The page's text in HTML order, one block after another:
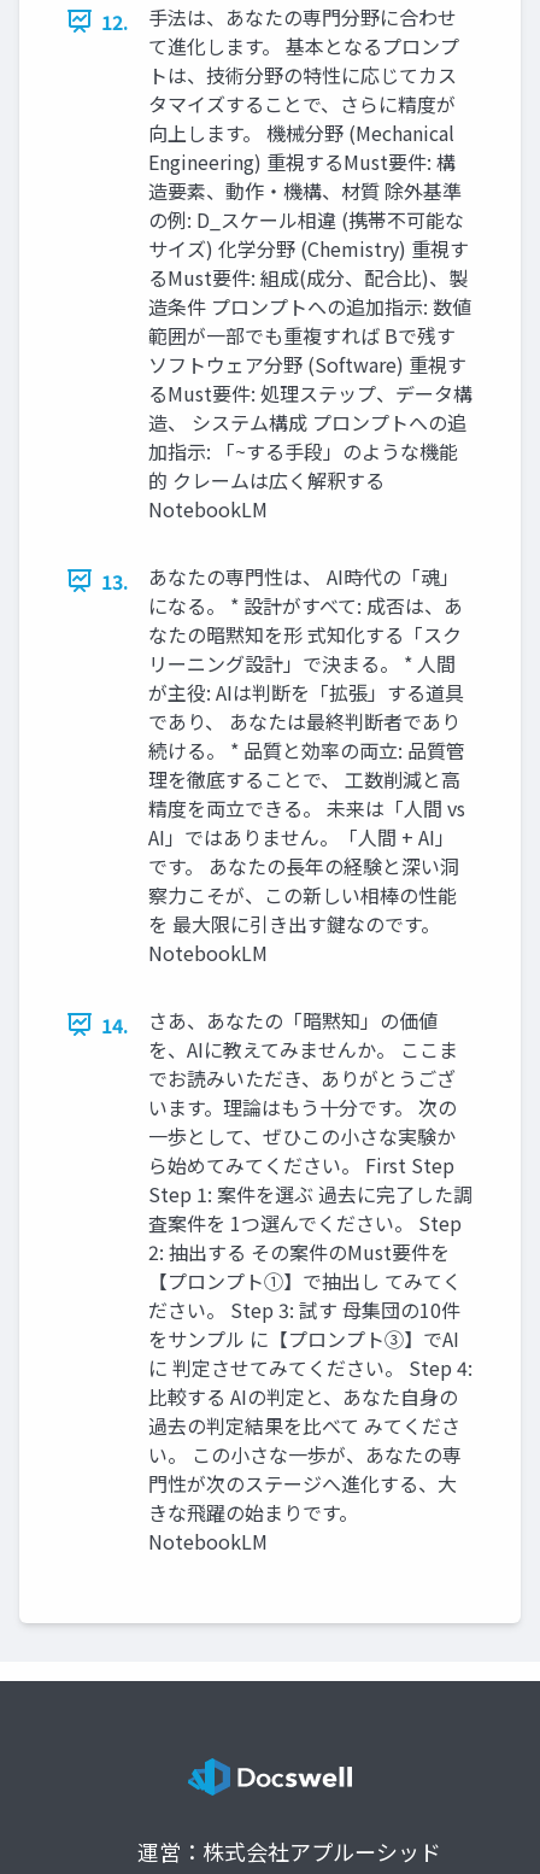
12.
手法は、あなたの専門分野に合わせ
て進化します。 基本となるプロンプ
トは、技術分野の特性に応じてカス
タマイズすることで、さらに精度が
向上します。 機械分野 (Mechanical
Engineering) 重視するMust要件: 構
造要素、動作・機構、材質 除外基準
の例: D_スケール相違 (携帯不可能な
サイズ) 化学分野 (Chemistry) 重視す
るMust要件: 組成(成分、配合比)、製
造条件 プロンプトへの追加指示: 数値
範囲が一部でも重複すれば Bで残す
ソフトウェア分野 (Software) 重視す
るMust要件: 処理ステップ、データ構
造、 システム構成 プロンプトへの追
加指示: 「~する手段」のような機能
的 クレームは広く解釈する
NotebookLM
13.
あなたの専門性は、 AI時代の「魂」
になる。 * 設計がすべて: 成否は、あ
なたの暗黙知を形 式知化する「スク
リーニング設計」で決まる。 * 人間
が主役: AIは判断を「拡張」する道具
であり、 あなたは最終判断者であり
続ける。 * 品質と効率の両立: 品質管
理を徹底することで、 工数削減と高
精度を両立できる。 未来は「人間 vs
AI」ではありません。「人間 + AI」
です。 あなたの長年の経験と深い洞
察力こそが、この新しい相棒の性能
を 最大限に引き出す鍵なのです。
NotebookLM
14.
さあ、あなたの「暗黙知」の価値
を、AIに教えてみませんか。 ここま
でお読みいただき、ありがとうござ
います。理論はもう十分です。 次の
一歩として、ぜひこの小さな実験か
ら始めてみてください。 First Step
Step 1: 案件を選ぶ 過去に完了した調
査案件を 1つ選んでください。 Step
2: 抽出する その案件のMust要件を
【プロンプト①】で抽出し てみてく
ださい。 Step 3: 試す 母集団の10件
をサンプル に【プロンプト③】でAI
に 判定させてみてください。 Step 4:
比較する AIの判定と、あなた自身の
過去の判定結果を比べて みてくださ
い。 この小さな一歩が、あなたの専
門性が次のステージへ進化する、大
きな飛躍の始まりです。
NotebookLM
運営：株式会社アプルーシッド